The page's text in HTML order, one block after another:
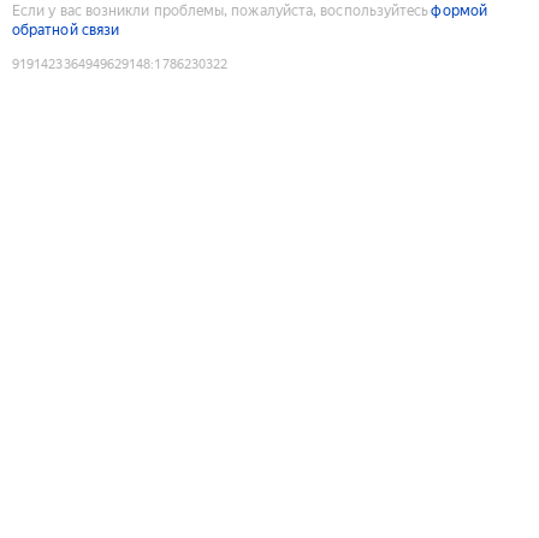
Если у вас возникли проблемы, пожалуйста, воспользуйтесьформой
обратной связи
9191423364949629148:1786230322